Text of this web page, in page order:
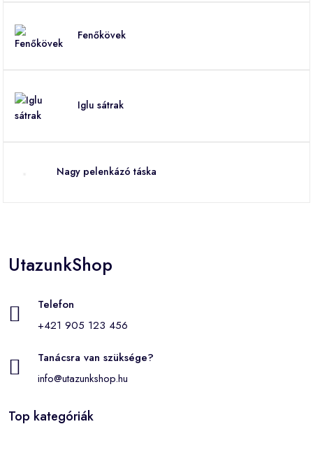
Fenőkövek
Iglu sátrak
Nagy pelenkázó táska
UtazunkShop
Telefon
+421 905 123 456
Tanácsra van szüksége?
info@utazunkshop.hu
Top kategóriák